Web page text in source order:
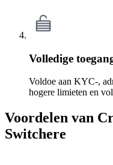
Volledige
Voldoe aan KYC-,
hogere limieten en
Voordelen van
Switchere